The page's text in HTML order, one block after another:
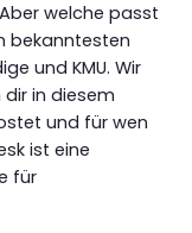
welche passt
bekanntesten
und KMU. Wir
in diesem
und für wen
ist eine
für